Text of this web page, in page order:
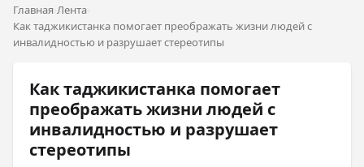
Главная Лента
Как таджикистанка помогает преображать жизни людей с
инвалидностью и разрушает стереотипы
Как таджикистанка помогает
преображать жизни людей с
инвалидностью и разрушает
стереотипы